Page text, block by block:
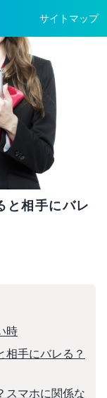
サイトマップ
と相手にバレ
時
相手にバレる？
スマホに関係な